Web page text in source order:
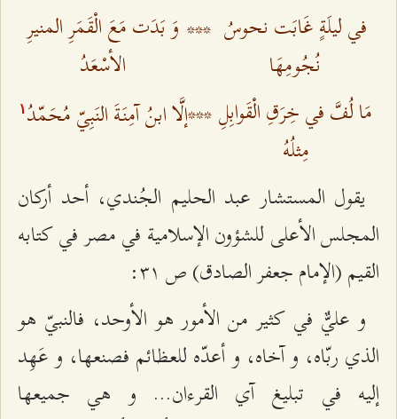
في ليلَةٍ غَابَت نحوسُ
نُجُومِهَا
*** وَ بَدَت مَعَ الْقَمَرِ المنيرِ
الأسْعَدُ
مَا لُفَّ في خِرَقِ الْقَوابِلِ
مِثلُهُ
***إلَّا ابنُ آمِنَةَ النَبِيّ مُحَمّدُ ۱
يقول المستشار عبد الحليم الجُندي، أحد أركان
المجلس الأعلى للشؤون الإسلامية في مصر في كتابه
القيم (الإمام جعفر الصادق) ص ٣۱:
و عليٌّ في كثير من الأمور هو الأوحد، فالنبيّ هو
الذي ربّاه، و آخاه، و أعدّه للعظائم فصنعها، و عَهِد
إليه في تبليغ آي القرءان... و هي جميعها